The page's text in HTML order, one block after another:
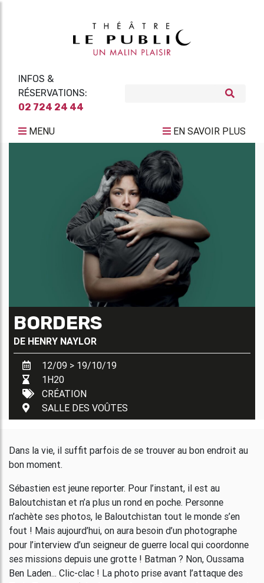
INFOS &
RÉSERVATIONS:
02 724 24 44
MENU EN SAVOIR PLUS
BORDERS
DE HENRY NAYLOR
12/09 > 19/10/19
1H20
CRÉATION
SALLE DES VOÛTES
Dans la vie, il suffit parfois de se trouver au bon endroit au
bon moment.
Sébastien est jeune reporter. Pour l’instant, il est au
Baloutchistan et n’a plus un rond en poche. Personne
n’achète ses photos, le Baloutchistan tout le monde s’en
fout ! Mais aujourd’hui, on aura besoin d’un photographe
pour l’interview d’un seigneur de guerre local qui coordonne
ses missions depuis une grotte ! Batman ? Non, Oussama
Ben Laden... Clic-clac ! La photo prise avant l’attaque des